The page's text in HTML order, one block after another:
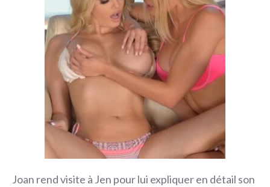
Joan rend visite à Jen pour lui expliquer en détail son